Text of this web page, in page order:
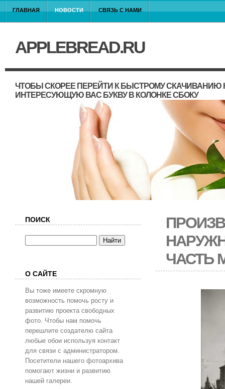
ГЛАВНАЯ НОВОСТИ СВЯЗЬ С НАМИ
APPLEBREAD.RU
ЧТОБЫ СКОРЕЕ ПЕРЕЙТИ К БЫСТРОМУ СКАЧИВАНИЮ
ИНТЕРЕСУЮЩУЮ ВАС БУКВУ В КОЛОНКЕ СБОКУ
ЧАСТЬ
ПОИСК
О САЙТЕ
Вы тоже имеете скромную
возможность помочь росту и
развитию проекта свободных
фото. Чтобы нам помочь
перешлите создателю сайта
любые обои используя контакт
для связи с администратором.
Посетители нашего фотоархива
помогают жизни и развитию
нашей галереи.